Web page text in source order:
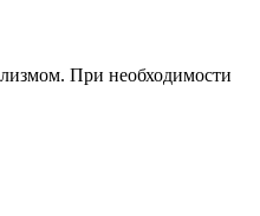
При необходимости